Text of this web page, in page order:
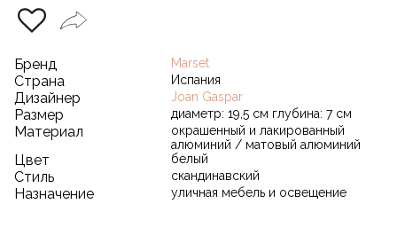
Бренд Marset
Страна Испания
Дизайнер Joan Gaspar
Размер диаметр: 19,5 см глубина: 7 см
Материал
окрашенный и лакированный
алюминий / матовый алюминий
Цвет белый
Стиль скандинавский
Назначение уличная мебель и освещение